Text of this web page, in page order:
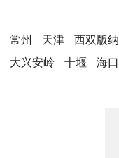
常州 天津 西双版纳
大兴安岭 十堰 海口